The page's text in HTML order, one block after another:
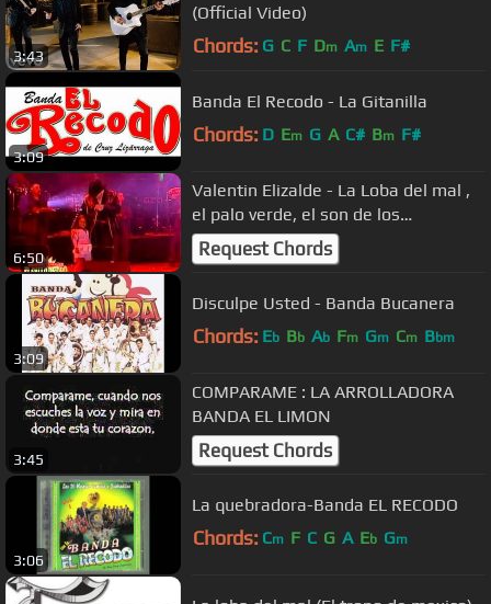
3:43
(Official Video)
Chords: G C F Dm Am E F#
3:09
Banda El Recodo - La Gitanilla
Chords: D Em G A C# Bm F#
6:50
Valentin Elizalde - La Loba del mal ,
el palo verde, el son de los
aguacates
Request Chords
3:09
Disculpe Usted - Banda Bucanera
Chords: Eb Bb Ab Fm Gm Cm Bbm
3:45
COMPARAME : LA ARROLLADORA
BANDA EL LIMON
Request Chords
3:06
La quebradora-Banda EL RECODO
Chords: Cm F C G A Eb Gm